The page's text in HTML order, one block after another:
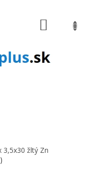
3,5x30 žltý Zn